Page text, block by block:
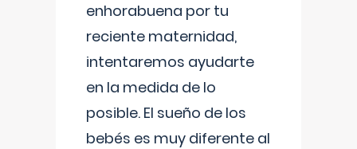
enhorabuena por tu
reciente maternidad,
intentaremos ayudarte
en la medida de lo
posible. El sueño de los
bebés es muy diferente al